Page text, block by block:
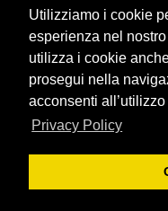
Utilizziamo i cookie
esperienza nel
utilizza i cookie
prosegui nella
acconsenti
Privacy Policy
Chi siamo
Mission
Contatti